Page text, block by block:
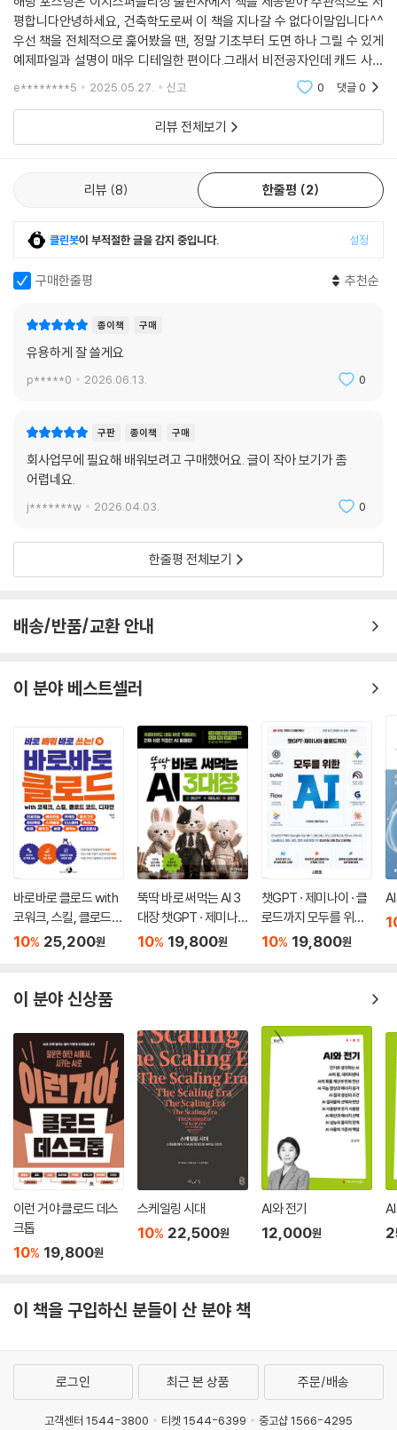
02 남에게 부탁하지 않고 낮은 버전으로 변환하기
03 저장을 잘해야 도면이 날아가지 않는다!
04 도면 용량을 다이어트하는 방법
05 초간단 작업 환경 바꾸기
06 오토캐드 클래식 메뉴로 만들기
07 ‘지름이 50인 원 그리기’를 나만의 버튼으로 만든다! - 일곱 가지 매크
로 공개!
09 오토캐드 초기화하기
부록 01 속성! 오토캐드 설치하기
부록 02 실전! 단축 명령어 모음
부록 03 단축 명령어 추가/수정하기 - PGP 편집
------------------------------------------------------
"책을 통해 성장하는 지적인 독자들을 만나 보세요!"
혼자 공부하기 부담스러울 때는 스터디 카페인 ‘Do it! 스터디룸’에 방문해
선물도 받고 꾸준히 공부하는 습관도 기를 수 있습니다.
- Do it! 스터디룸 카페: cafe.naver.com/doitstudyroom → [Do it!
공부단] 메뉴
평합니다안녕하세요, 건축학도로써 이 책을 지나갈 수 없다이말입니다^^
우선 책을 전체적으로 훑어봤을 땐, 정말 기초부터 도면 하나 그릴 수 있게
예제파일과 설명이 매우 디테일한 편이다.그래서 비전공자인데 캐드 사용
을 하고 싶다면 추천해주고 싶다.전공자에겐 너무 ez하게 느껴질 수 있겠
e********5 2025.05.27. 신고 0 댓글0
리뷰 전체보기
리뷰 8 한줄평 2
클린봇이 부적절한 글을 감지 중입니다. 설정
구매한줄평 추천순
종이책 구매
유용하게 잘 쓸게요
p*****0 2026.06.13. 0
구판 종이책 구매
회사업무에 필요해 배워보려고 구매했어요. 글이 작아 보기가 좀
어렵네요.
j*******w 2026.04.03. 0
한줄평 전체보기
배송/반품/교환 안내
이 분야 베스트셀러
바로바로 클로드 with
코워크, 스킬, 클로드
코드, 디자인
10% 25,200원
뚝딱 바로 써먹는 AI 3
대장 챗GPT · 제미나
이 · 클로드
10% 19,800원
챗GPT · 제미나이 · 클
로드까지 모두를 위한
AI
10% 19,800원
이 분야 신상품
이런 거야 클로드 데스
크톱
10% 19,800원
스케일링 시대
10% 22,500원
AI와 전기
12,000원
이 책을 구입하신 분들이 산 분야 책
로그인 최근 본 상품 주문/배송
고객센터 1544-3800 티켓 1544-6399 중고샵 1566-4295